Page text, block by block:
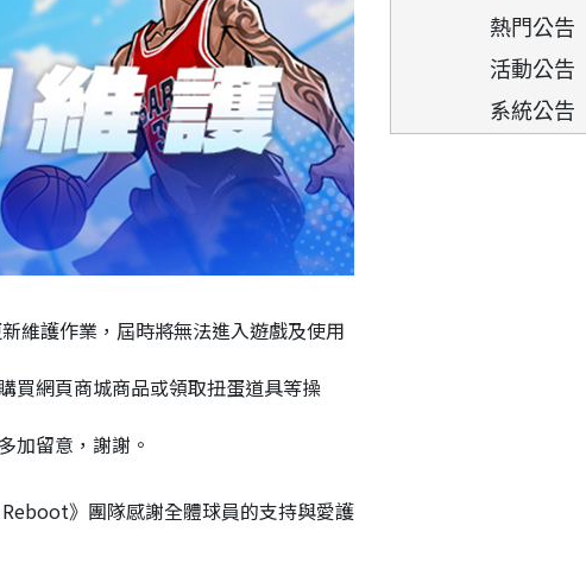
護作業，屆時將無法進入遊戲及使用
網頁商城商品或領取扭蛋道具等操
留意，謝謝。
Reboot》團隊感謝全體球員的支持與愛護
熱門公告
活動公告
系統公告